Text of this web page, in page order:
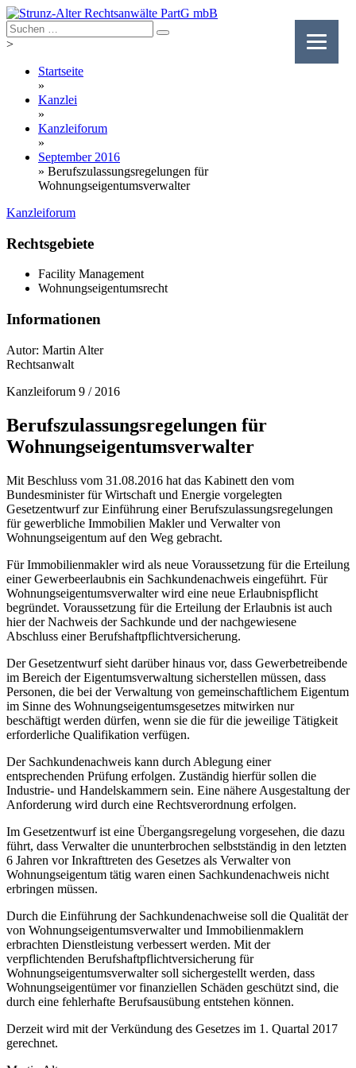
Skip
to
content
>
Startseite
»
Kanzlei
»
Kanzleiforum
»
September 2016
» Berufszulassungsregelungen für
Wohnungseigentumsverwalter
Kanzleiforum
Rechtsgebiete
Facility Management
Wohnungseigentumsrecht
Informationen
Autor: Martin Alter
Rechtsanwalt
Kanzleiforum 9 / 2016
Berufszulassungsregelungen für
Wohnungseigentumsverwalter
Mit Beschluss vom 31.08.2016 hat das Kabinett den vom
Bundesminister für Wirtschaft und Energie vorgelegten
Gesetzentwurf zur Einführung einer Berufszulassungsregelungen
für gewerbliche Immobilien Makler und Verwalter von
Wohnungseigentum auf den Weg gebracht.
Für Immobilienmakler wird als neue Voraussetzung für die Erteilung
einer Gewerbeerlaubnis ein Sachkundenachweis eingeführt. Für
Wohnungseigentumsverwalter wird eine neue Erlaubnispflicht
begründet. Voraussetzung für die Erteilung der Erlaubnis ist auch
hier der Nachweis der Sachkunde und der nachgewiesene
Abschluss einer Berufshaftpflichtversicherung.
Der Gesetzentwurf sieht darüber hinaus vor, dass Gewerbetreibende
im Bereich der Eigentumsverwaltung sicherstellen müssen, dass
Personen, die bei der Verwaltung von gemeinschaftlichem Eigentum
im Sinne des Wohnungseigentumsgesetzes mitwirken nur
beschäftigt werden dürfen, wenn sie die für die jeweilige Tätigkeit
erforderliche Qualifikation verfügen.
Der Sachkundenachweis kann durch Ablegung einer
entsprechenden Prüfung erfolgen. Zuständig hierfür sollen die
Industrie- und Handelskammern sein. Eine nähere Ausgestaltung der
Anforderung wird durch eine Rechtsverordnung erfolgen.
Im Gesetzentwurf ist eine Übergangsregelung vorgesehen, die dazu
führt, dass Verwalter die ununterbrochen selbstständig in den letzten
6 Jahren vor Inkrafttreten des Gesetzes als Verwalter von
Wohnungseigentum tätig waren einen Sachkundenachweis nicht
erbringen müssen.
Durch die Einführung der Sachkundenachweise soll die Qualität der
von Wohnungseigentumsverwalter und Immobilienmaklern
erbrachten Dienstleistung verbessert werden. Mit der
verpflichtenden Berufshaftpflichtversicherung für
Wohnungseigentumsverwalter soll sichergestellt werden, dass
Wohnungseigentümer vor finanziellen Schäden geschützt sind, die
durch eine fehlerhafte Berufsausübung entstehen können.
Derzeit wird mit der Verkündung des Gesetzes im 1. Quartal 2017
gerechnet.